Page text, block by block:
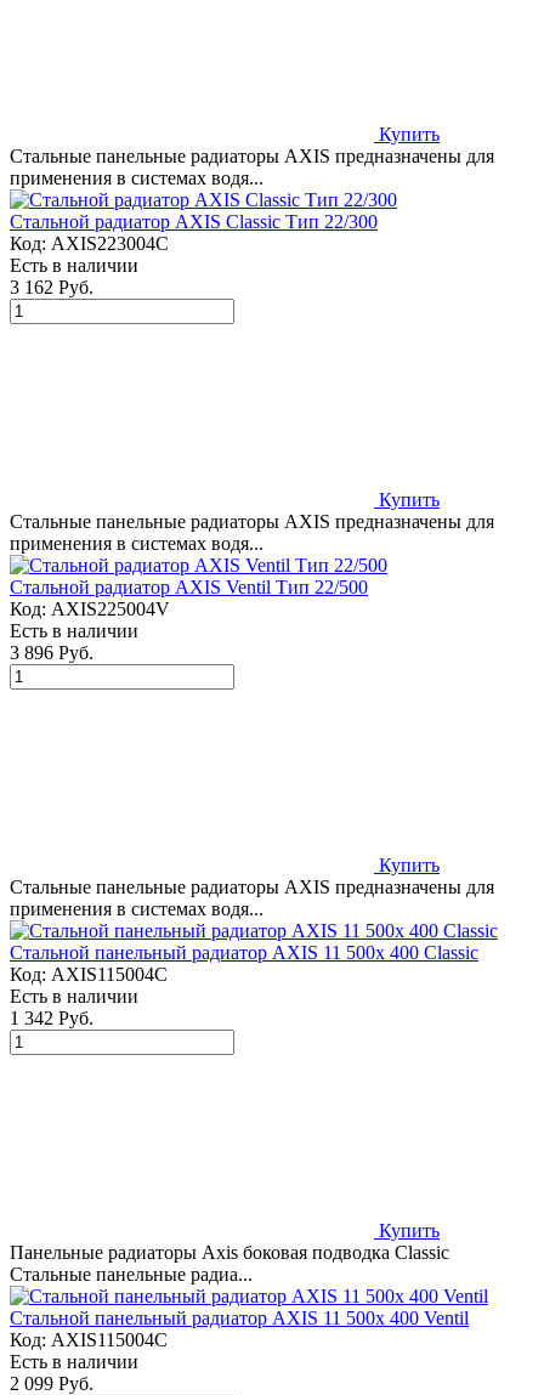
Купить
Стальные панельные радиаторы AXIS предназначены для
применения в системах водя...
Стальной радиатор AXIS Classic Тип 22/300
Код: AXIS223004C
Есть в наличии
3 162 Руб.
Купить
Стальные панельные радиаторы AXIS предназначены для
применения в системах водя...
Стальной радиатор AXIS Ventil Тип 22/500
Код: AXIS225004V
Есть в наличии
3 896 Руб.
Купить
Стальные панельные радиаторы AXIS предназначены для
применения в системах водя...
Стальной панельный радиатор AXIS 11 500x 400 Classic
Код: AXIS115004C
Есть в наличии
1 342 Руб.
Купить
Панельные радиаторы Axis боковая подводка Classic
Стальные панельные радиа...
Стальной панельный радиатор AXIS 11 500x 400 Ventil
Код: AXIS115004C
Есть в наличии
2 099 Руб.